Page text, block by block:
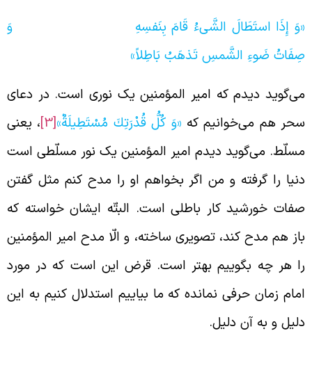
إِذَا استَطَالَ الشَّى‏ءُ قَامَ بِنَفسِهِ وَ
ضَوءِ الشَّمسِ تَذهَبُ بَاطِلاً»
دیدم که امیر المؤمنین یک نوری است. در دعای
هم می‌خوانیم که«وَ كُلُّ قُدْرَتِكَ مُسْتَطِيلَةٌ»[3]
، یعنی
می‌گوید دیدم امیر المؤمنین یک نور مسلّطی است
را گرفته و من اگر بخواهم او را مدح کنم مثل گفتن
خورشید کار باطلی است. البتّه ایشان خواسته که
هم مدح کند، تصویری ساخته، و الّا مدح امیر المؤمنین
هر چه بگوییم بهتر است. قرض این است که در مورد
زمان حرفی نمانده که ما بیاییم استدلال کنیم به این
و به آن دلیل.